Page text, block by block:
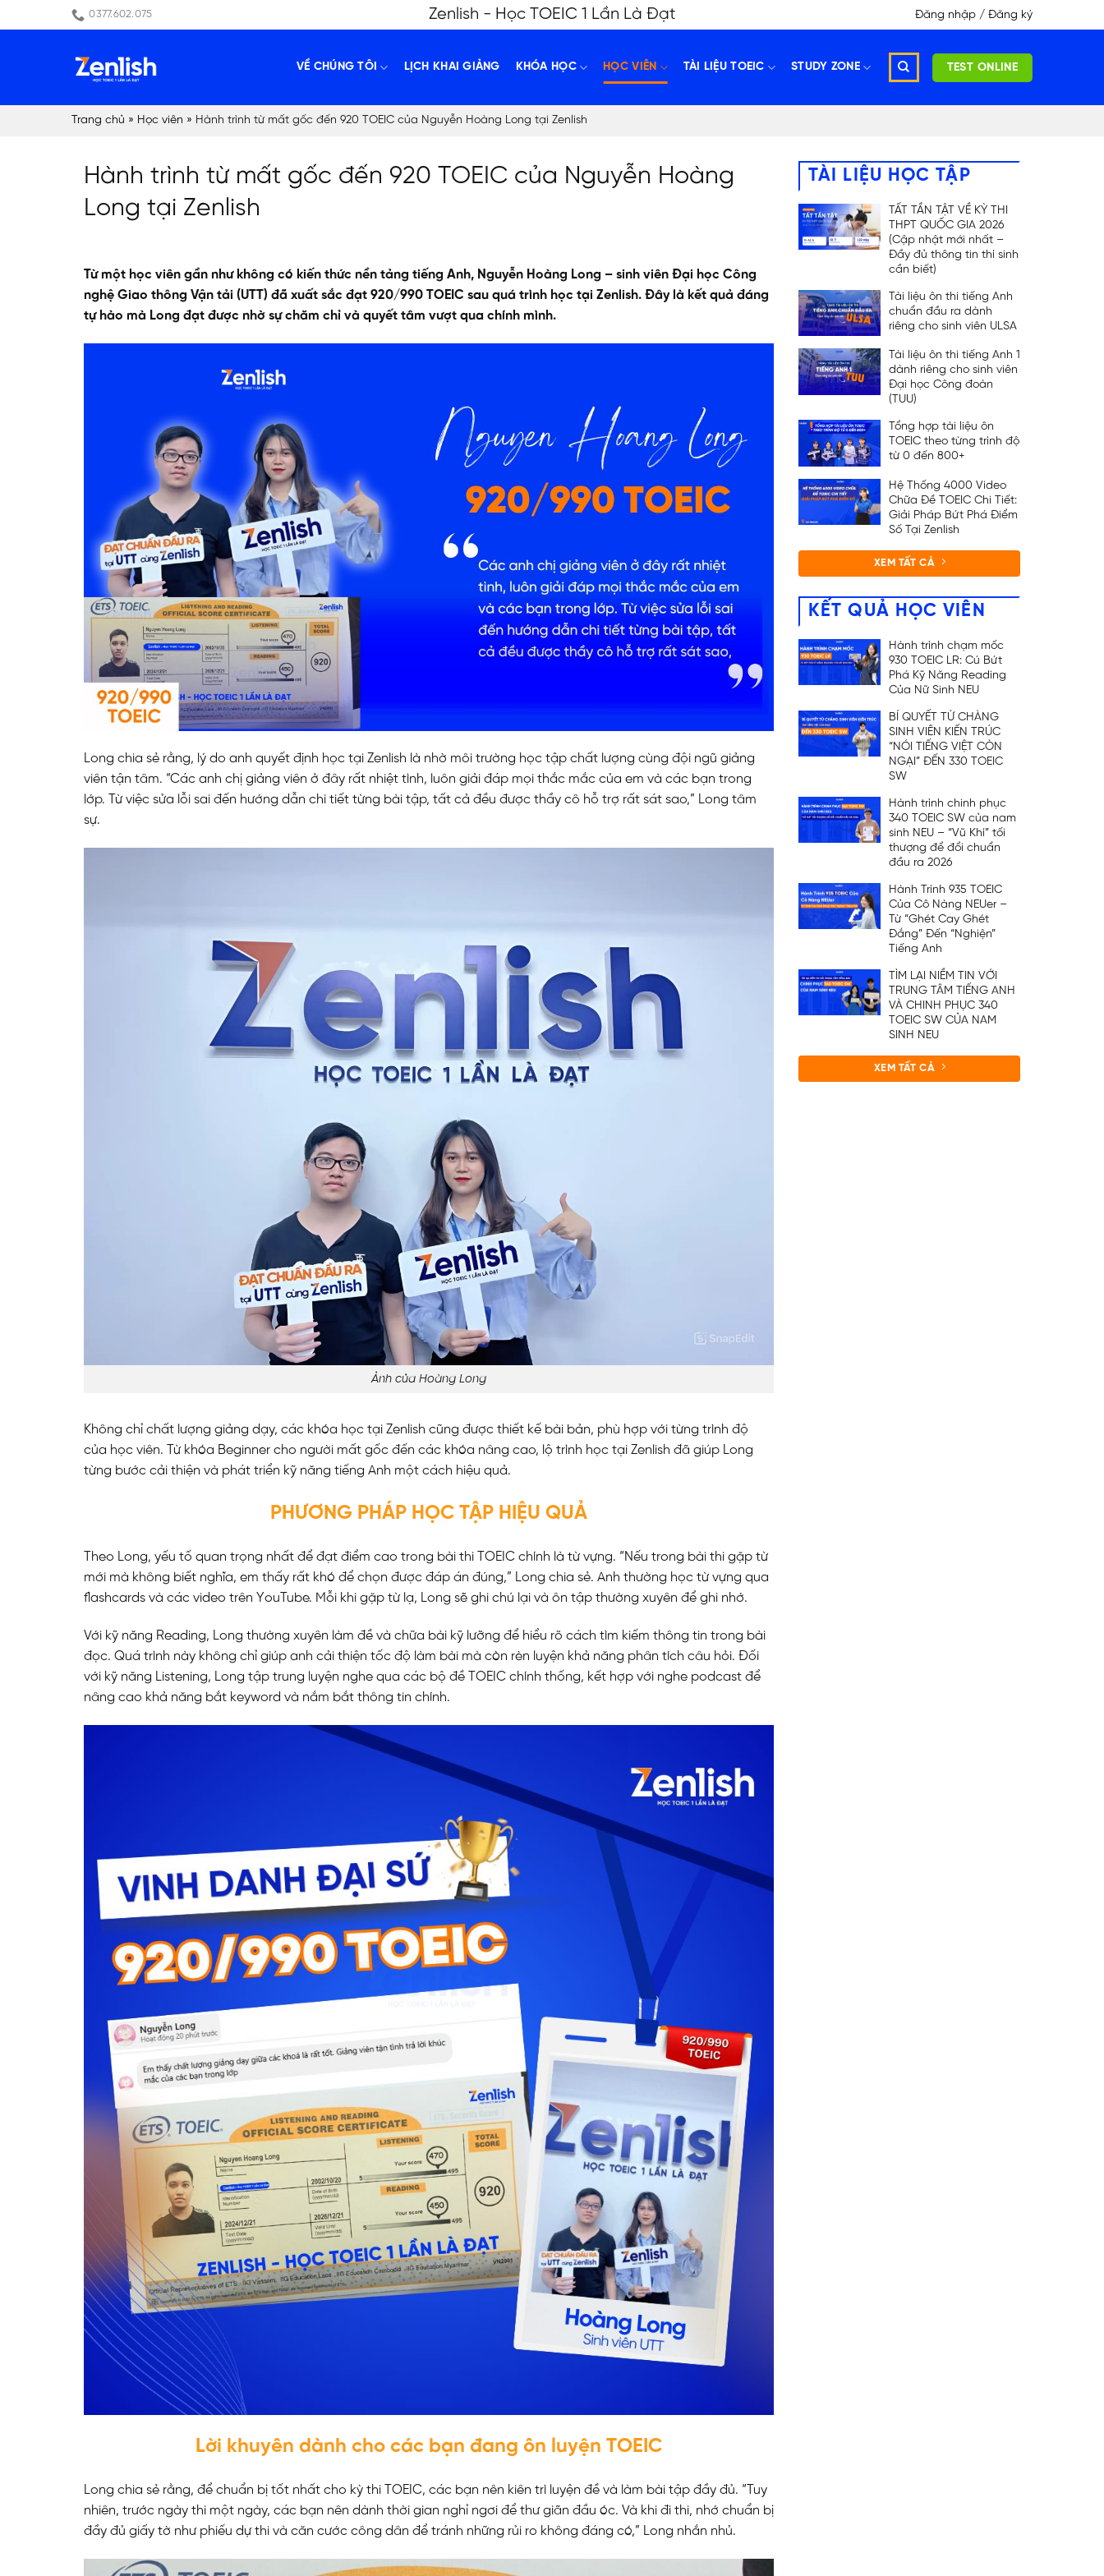
to
0377.602.075 Zenlish - Học TOEIC 1 Lần Là Đạt Đăng nhập / Đăng ký
VỀ CHÚNG TÔI LỊCH KHAI GIẢNG KHÓA HỌC HỌC VIÊN TÀI LIỆU TOEIC STUDY ZONE TEST ONLINE
Trang chủ » Học viên » Hành trình từ mất gốc đến 920 TOEIC của Nguyễn Hoàng Long tại Zenlish
Hành trình từ mất gốc đến 920 TOEIC của Nguyễn Hoàng
Long tại Zenlish
Từ một học viên gần như không có kiến thức nền tảng tiếng Anh, Nguyễn Hoàng Long – sinh viên Đại học Công
nghệ Giao thông Vận tải (UTT) đã xuất sắc đạt 920/990 TOEIC sau quá trình học tại Zenlish. Đây là kết quả đáng
tự hào mà Long đạt được nhờ sự chăm chỉ và quyết tâm vượt qua chính mình.
Long chia sẻ rằng, lý do anh quyết định học tại Zenlish là nhờ môi trường học tập chất lượng cùng đội ngũ giảng
viên tận tâm. “Các anh chị giảng viên ở đây rất nhiệt tình, luôn giải đáp mọi thắc mắc của em và các bạn trong
lớp. Từ việc sửa lỗi sai đến hướng dẫn chi tiết từng bài tập, tất cả đều được thầy cô hỗ trợ rất sát sao,” Long tâm
sự.
Ảnh của Hoàng Long
Không chỉ chất lượng giảng dạy, các khóa học tại Zenlish cũng được thiết kế bài bản, phù hợp với từng trình độ
của học viên. Từ khóa Beginner cho người mất gốc đến các khóa nâng cao, lộ trình học tại Zenlish đã giúp Long
từng bước cải thiện và phát triển kỹ năng tiếng Anh một cách hiệu quả.
PHƯƠNG PHÁP HỌC TẬP HIỆU QUẢ
Theo Long, yếu tố quan trọng nhất để đạt điểm cao trong bài thi TOEIC chính là từ vựng. “Nếu trong bài thi gặp từ
mới mà không biết nghĩa, em thấy rất khó để chọn được đáp án đúng,” Long chia sẻ. Anh thường học từ vựng qua
flashcards và các video trên YouTube. Mỗi khi gặp từ lạ, Long sẽ ghi chú lại và ôn tập thường xuyên để ghi nhớ.
Với kỹ năng Reading, Long thường xuyên làm đề và chữa bài kỹ lưỡng để hiểu rõ cách tìm kiếm thông tin trong bài
đọc. Quá trình này không chỉ giúp anh cải thiện tốc độ làm bài mà còn rèn luyện khả năng phân tích câu hỏi. Đối
với kỹ năng Listening, Long tập trung luyện nghe qua các bộ đề TOEIC chính thống, kết hợp với nghe podcast để
nâng cao khả năng bắt keyword và nắm bắt thông tin chính.
Lời khuyên dành cho các bạn đang ôn luyện TOEIC
Long chia sẻ rằng, để chuẩn bị tốt nhất cho kỳ thi TOEIC, các bạn nên kiên trì luyện đề và làm bài tập đầy đủ. “Tuy
nhiên, trước ngày thi một ngày, các bạn nên dành thời gian nghỉ ngơi để thư giãn đầu óc. Và khi đi thi, nhớ chuẩn bị
đầy đủ giấy tờ như phiếu dự thi và căn cước công dân để tránh những rủi ro không đáng có,” Long nhắn nhủ.
TÀI LIỆU HỌC TẬP
TẤT TẦN TẬT VỀ KỲ THI
THPT QUỐC GIA 2026
(Cập nhật mới nhất –
Đầy đủ thông tin thí sinh
cần biết)
Tài liệu ôn thi tiếng Anh
chuẩn đầu ra dành
riêng cho sinh viên ULSA
Tài liệu ôn thi tiếng Anh 1
dành riêng cho sinh viên
Đại học Công đoàn
(TUU)
Tổng hợp tài liệu ôn
TOEIC theo từng trình độ
từ 0 đến 800+
Hệ Thống 4000 Video
Chữa Đề TOEIC Chi Tiết:
Giải Pháp Bứt Phá Điểm
Số Tại Zenlish
XEM TẤT CẢ
KẾT QUẢ HỌC VIÊN
Hành trình chạm mốc
930 TOEIC LR: Cú Bứt
Phá Kỹ Năng Reading
Của Nữ Sinh NEU
BÍ QUYẾT TỪ CHÀNG
SINH VIÊN KIẾN TRÚC
“NÓI TIẾNG VIỆT CÒN
NGẠI” ĐẾN 330 TOEIC
SW
Hành trình chinh phục
340 TOEIC SW của nam
sinh NEU – “Vũ Khí” tối
thượng để đổi chuẩn
đầu ra 2026
Hành Trình 935 TOEIC
Của Cô Nàng NEUer –
Từ “Ghét Cay Ghét
Đắng” Đến “Nghiện”
Tiếng Anh
TÌM LẠI NIỀM TIN VỚI
TRUNG TÂM TIẾNG ANH
VÀ CHINH PHỤC 340
TOEIC SW CỦA NAM
SINH NEU
XEM TẤT CẢ